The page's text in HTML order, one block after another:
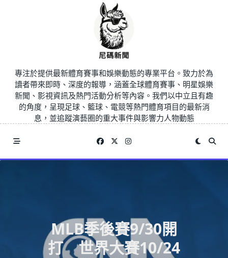
專注於提供最新體育賽事和娛樂動態的專業平台。致力於為
讀者帶來即時、深度的報導，涵蓋全球體育賽事、明星娛樂
新聞、影視資訊及熱門活動分析等內容。我們以中立且有趣
的角度，呈現足球、籃球、電競等熱門體育項目的最新消
息，並追蹤演藝圈的重大事件與影響力人物動態
MLB季後賽9/30開
打 世界大賽10/24